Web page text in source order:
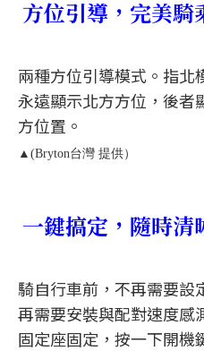
方位引導，完美騎
兩種方位引導模式。指北
永遠顯示北方方位，後者
方位置。
▲(Bryton台灣 提供）
一鍵搞定，隨時清
騎自行車前，不再需要設
再需要安裝與配對速度感
固定座固定，按一下開機